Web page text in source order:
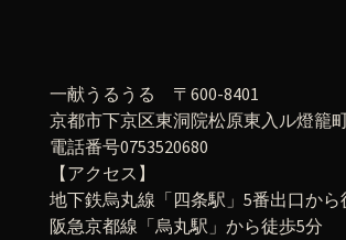
一献うるうる 〒600-8401
京都市下京区東洞院松原東入ル燈籠
電話番号0753520680
【アクセス】
地下鉄烏丸線「四条駅」5番出口から
阪急京都線「烏丸駅」から徒歩5分